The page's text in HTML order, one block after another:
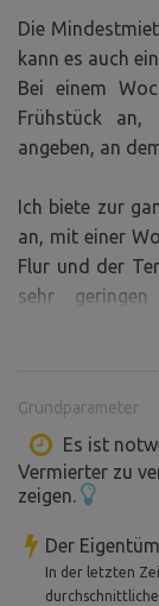
Die
kann es auch
Bei einem
Frühstück
angeben, an
Ich biete zur
an, mit einer
Flur und der
sehr
überdachte
Doppelbett wird
- Unterkunft
Familie von
schlafen und
Kleiner Hund
Grundparameter
Es ist
Vermierter zu
zeigen.
Der
In der letzten